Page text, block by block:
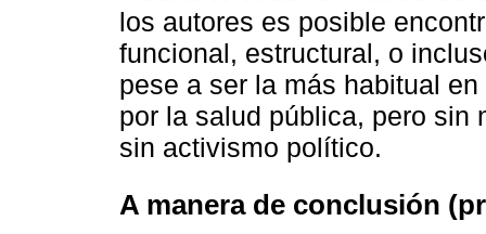
los autores es posible
funcional, estructural, o
pese a ser la más habitual
por la salud pública, pero sin
sin activismo político.
A manera de conclusión